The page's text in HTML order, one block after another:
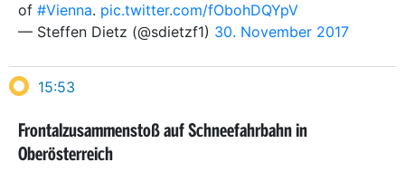
of #Vienna. pic.twitter.com/fObohDQYpV
— Steffen Dietz (@sdietzf1) 30. November 2017
15:53
Frontalzusammenstoß auf Schneefahrbahn in
Oberösterreich